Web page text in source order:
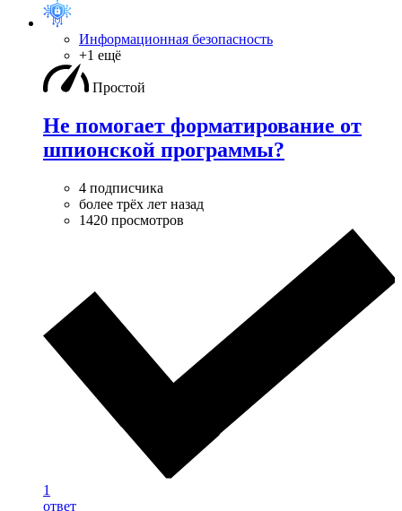
Информационная безопасность
+1 ещё
Простой
Не помогает форматирование от
шпионской программы?
4 подписчика
более трёх лет назад
1420 просмотров
1
ответ